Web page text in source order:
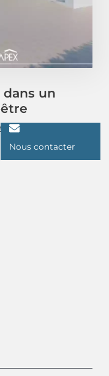
Nous contacter
un
à Jujurieux